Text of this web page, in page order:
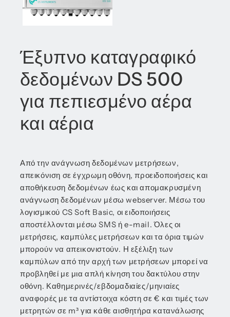
Έξυπνο καταγραφικό
δεδομένων DS 500
για πεπιεσμένο αέρα
και αέρια
Από την ανάγνωση δεδομένων μετρήσεων,
απεικόνιση σε έγχρωμη οθόνη, προειδοποιήσεις και
αποθήκευση δεδομένων έως και απομακρυσμένη
ανάγνωση δεδομένων μέσω webserver. Μέσω του
λογισμικού CS Soft Basic, οι ειδοποιήσεις
αποστέλλονται μέσω SMS ή e-mail. Όλες οι
μετρήσεις, καμπύλες μετρήσεων και τα όρια τιμών
μπορούν να απεικονιστούν. Η εξέλιξη των
καμπύλων από την αρχή των μετρήσεων μπορεί να
προβληθεί με μια απλή κίνηση του δακτύλου στην
οθόνη. Καθημερινές/εβδομαδιαίες/μηνιαίες
αναφορές με τα αντίστοιχα κόστη σε € και τιμές των
μετρητών σε m³ για κάθε αισθητήρα κατανάλωσης